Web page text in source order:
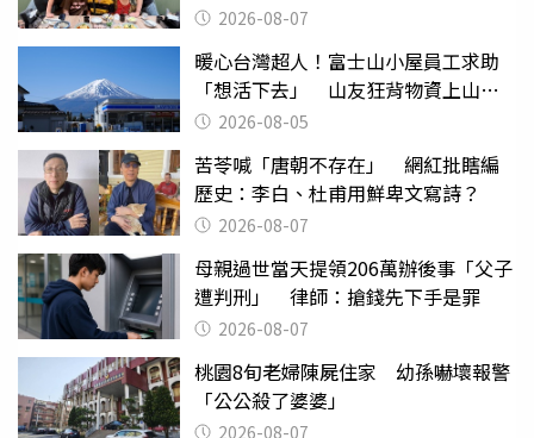
2026-08-07
暖心台灣超人！富士山小屋員工求助
「想活下去」 山友狂背物資上山：
台灣真的是寶島
2026-08-05
苦苓喊「唐朝不存在」 網紅批瞎編
歷史：李白、杜甫用鮮卑文寫詩？
2026-08-07
母親過世當天提領206萬辦後事「父子
遭判刑」 律師：搶錢先下手是罪
2026-08-07
桃園8旬老婦陳屍住家 幼孫嚇壞報警
「公公殺了婆婆」
2026-08-07